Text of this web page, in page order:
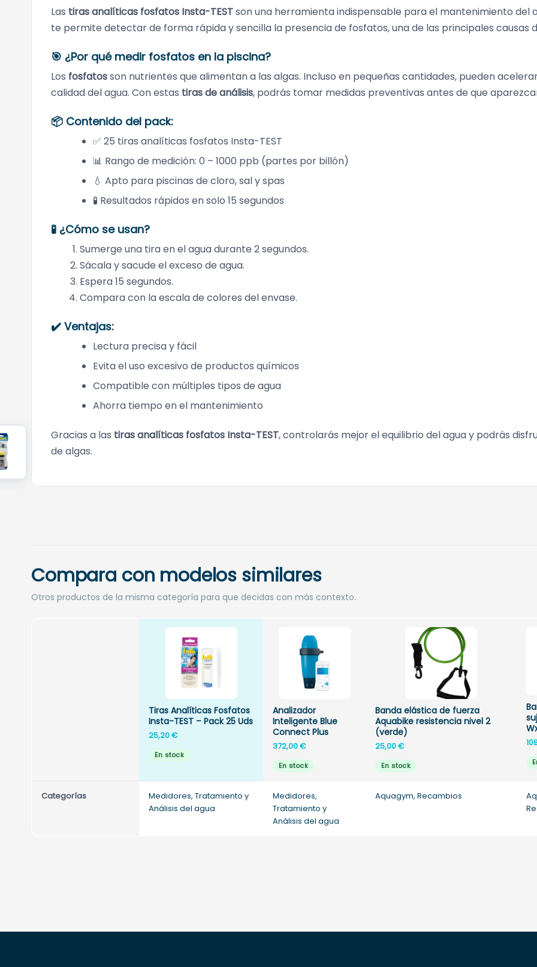
Las tiras analíticas fosfatos Insta-TESTson una herramienta indispensable para el mantenimiento del
te permite detectar de forma rápida y sencilla la presencia de fosfatos, una de las principales causas
🎯 ¿Por qué medir fosfatos en la piscina?
Los fosfatosson nutrientes que alimentan a las algas. Incluso en pequeñas cantidades, pueden
calidad del agua. Con estas tiras de análisis, podrás tomar medidas preventivas antes de que
📦 Contenido del pack:
✅ 25 tiras analíticas fosfatos Insta-TEST
📊 Rango de medición: 0 – 1000 ppb (partes por billón)
💧 Apto para piscinas de cloro, sal y spas
🧪 Resultados rápidos en solo 15 segundos
🧪 ¿Cómo se usan?
Sumerge una tira en el agua durante 2 segundos.
Sácala y sacude el exceso de agua.
Espera 15 segundos.
Compara con la escala de colores del envase.
✔️ Ventajas:
Lectura precisa y fácil
Evita el uso excesivo de productos químicos
Compatible con múltiples tipos de agua
Ahorra tiempo en el mantenimiento
Gracias a las tiras analíticas fosfatos Insta-TEST, controlarás mejor el equilibrio del agua y podrás
de algas.
Compara con modelos similares
Otros productos de la misma categoría para que decidas con más contexto.
Tiras Analíticas Fosfatos
Insta-TEST – Pack 25 Uds
25,20€
En stock
Analizador
Inteligente Blue
Connect Plus
372,00€
En stock
Banda elástica de fuerza
Aquabike resistencia nivel 2
(verde)
25,00€
En stock
Categorías
Medidores, Tratamiento y
Análisis del agua
Medidores,
Tratamiento y
Análisis del agua
Aquagym, Recambios